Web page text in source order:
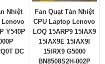
Nhiệt
Lenovo
Y540P
DC
Fan Quạt Tản Nhiệt
CPU Laptop Lenovo
LOQ 15ARP9 15IAX9
15IAX9E 15IAX9I
15IRX9 G5000
BN8508S2H-002P